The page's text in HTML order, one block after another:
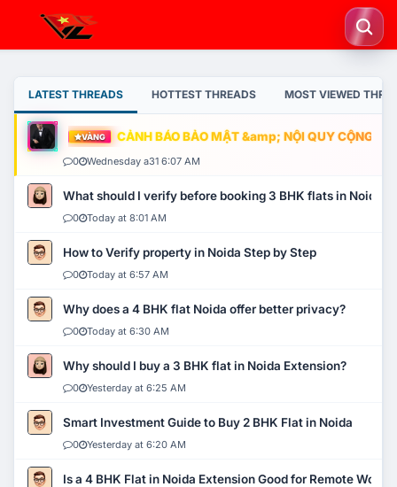
LATEST THREADS HOTTEST THREADS MOST VIEWED
VÀNG CẢNH BÁO BẢO MẬT &amp; NỘI QUY CỘNG
0 Wednesday a31 6:07 AM
What should I verify before booking 3 BHK flats in Noida?
0 Today at 8:01 AM
How to Verify property in Noida Step by Step
0 Today at 6:57 AM
Why does a 4 BHK flat Noida offer better privacy?
0 Today at 6:30 AM
Why should I buy a 3 BHK flat in Noida Extension?
0 Yesterday at 6:25 AM
Smart Investment Guide to Buy 2 BHK Flat in Noida
0 Yesterday at 6:20 AM
Is a 4 BHK Flat in Noida Extension Good for Remote Work?